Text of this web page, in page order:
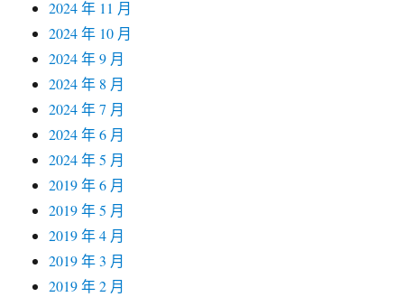
2024 年 11 月
2024 年 10 月
2024 年 9 月
2024 年 8 月
2024 年 7 月
2024 年 6 月
2024 年 5 月
2019 年 6 月
2019 年 5 月
2019 年 4 月
2019 年 3 月
2019 年 2 月